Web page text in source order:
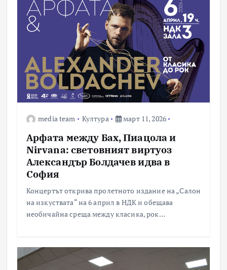
media team Култура март 11, 2026
Арфата между Бах, Пиацола и
Nirvana: световният виртуоз
Александър Болдачев идва в
София
Концертът открива пролетното издание на „Салон
на изкуствата“ на 6 април в НДК и обещава
необичайна среща между класика, рок…